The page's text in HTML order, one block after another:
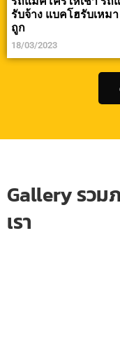
รับจ้าง แบคโฮรับเหม
ถูก
18/03/2023
Gallery รวม
เรา